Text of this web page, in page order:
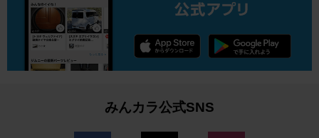
みんカラ公式SNS